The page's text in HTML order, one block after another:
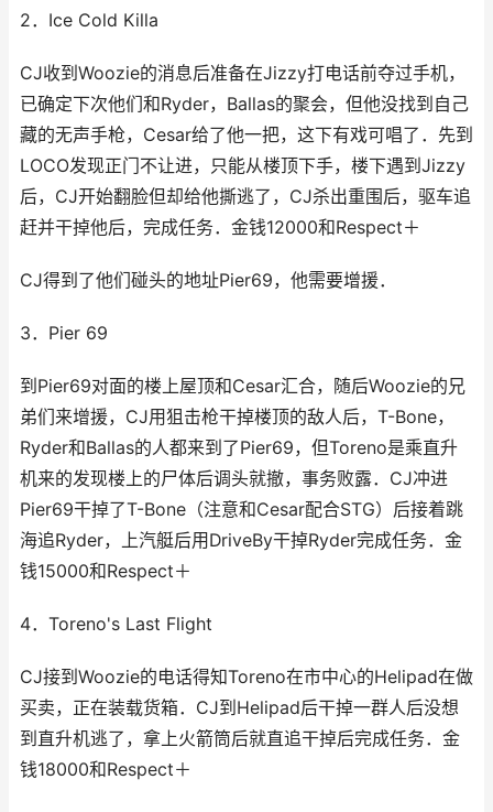
2．Ice Cold Killa
CJ收到Woozie的消息后准备在Jizzy打电话前夺过手机，
已确定下次他们和Ryder，Ballas的聚会，但他没找到自己
藏的无声手枪，Cesar给了他一把，这下有戏可唱了．先到
LOCO发现正门不让进，只能从楼顶下手，楼下遇到Jizzy
后，CJ开始翻脸但却给他撕逃了，CJ杀出重围后，驱车追
赶并干掉他后，完成任务．金钱12000和Respect＋
CJ得到了他们碰头的地址Pier69，他需要增援．
3．Pier 69
到Pier69对面的楼上屋顶和Cesar汇合，随后Woozie的兄
弟们来增援，CJ用狙击枪干掉楼顶的敌人后，T-Bone，
Ryder和Ballas的人都来到了Pier69，但Toreno是乘直升
机来的发现楼上的尸体后调头就撤，事务败露．CJ冲进
Pier69干掉了T-Bone（注意和Cesar配合STG）后接着跳
海追Ryder，上汽艇后用DriveBy干掉Ryder完成任务．金
钱15000和Respect＋
4．Toreno's Last Flight
CJ接到Woozie的电话得知Toreno在市中心的Helipad在做
买卖，正在装载货箱．CJ到Helipad后干掉一群人后没想
到直升机逃了，拿上火箭筒后就直追干掉后完成任务．金
钱18000和Respect＋